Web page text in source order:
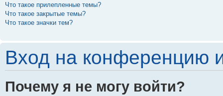
Что такое прилепленные темы?
Что такое закрытые темы?
Что такое значки тем?
Вход на конференцию
Почему я не могу войти?